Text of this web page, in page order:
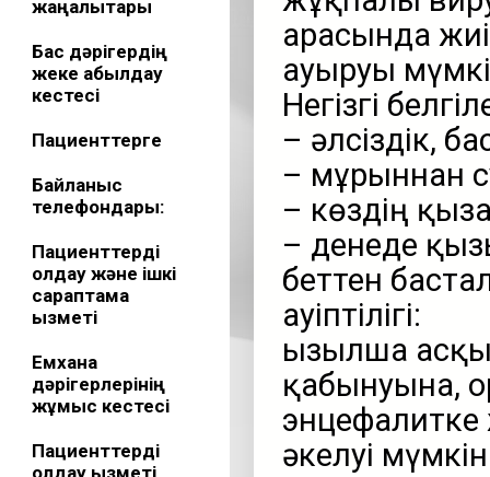
жаңалықтары
Бас дәрігердің
жеке қабылдау
кестесі
Пациенттерге
Байланыс
телефондары:
Пациенттерді
қолдау және ішкі
сараптама
қызметі
Емхана
дәрігерлерінің
жұмыс кестесі
Пациенттерді
қолдау қызметі
арасында жиі
ауыруы
Негізгі
– әлсіздік,
– мұрыннан
– көздің
– денеде
беттен
Қауіптілігі:
Қызылша
қабынуына,
энцефалитке
әкелуі